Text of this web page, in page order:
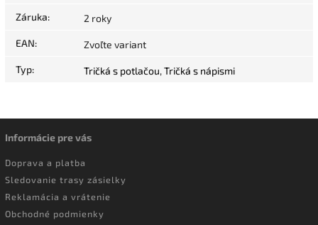
Záruka: 2 roky
EAN: Zvoľte variant
Typ: Tričká s potlačou, Tričká s nápismi
Informácie pre vás
Doprava a platba
Sledovanie trasy zásielky
Reklamácia a vrátenie
Obchodné podmienky